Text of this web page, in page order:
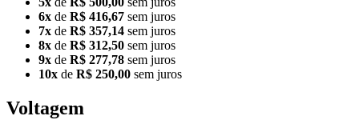
6x de R$ 416,67 sem juros
7x de R$ 357,14 sem juros
8x de R$ 312,50 sem juros
9x de R$ 277,78 sem juros
10x de R$ 250,00 sem juros
Voltagem